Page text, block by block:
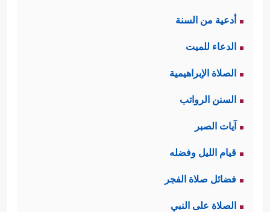
أدعية من السنة
الدعاء للميت
الصلاة الإبراهيمية
السنن الرواتب
آيات الصبر
قيام الليل وفضله
فضائل صلاة الفجر
الصلاة على النبي